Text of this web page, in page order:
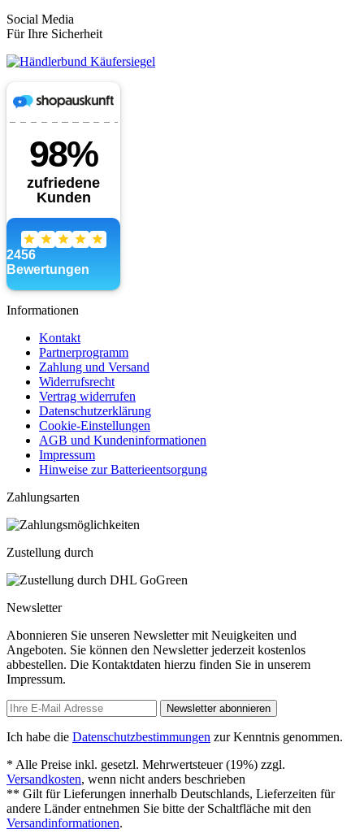
Social Media
Für Ihre Sicherheit
Informationen
Kontakt
Partnerprogramm
Zahlung und Versand
Widerrufsrecht
Vertrag widerrufen
Datenschutzerklärung
Cookie-Einstellungen
AGB und Kundeninformationen
Impressum
Hinweise zur Batterieentsorgung
Zahlungsarten
Zustellung durch
Newsletter
Abonnieren Sie unseren Newsletter mit Neuigkeiten und
Angeboten. Sie können den Newsletter jederzeit kostenlos
abbestellen. Die Kontaktdaten hierzu finden Sie in unserem
Impressum.
Newsletter abonnieren
Ich habe die Datenschutzbestimmungen zur Kenntnis genommen.
* Alle Preise inkl. gesetzl. Mehrwertsteuer (19%) zzgl.
Versandkosten, wenn nicht anders beschrieben
** Gilt für Lieferungen innerhalb Deutschlands, Lieferzeiten für
andere Länder entnehmen Sie bitte der Schaltfläche mit den
Versandinformationen.